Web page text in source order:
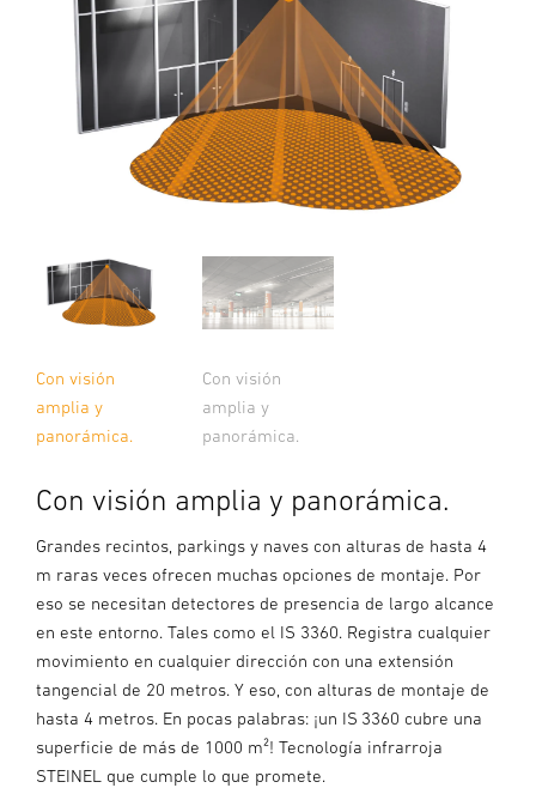
Con visión
amplia y
panorámica.
Con visión
amplia y
panorámica.
Con visión amplia y panorámica.
Grandes recintos, parkings y naves con alturas de hasta 4
m raras veces ofrecen muchas opciones de montaje. Por
eso se necesitan detectores de presencia de largo alcance
en este entorno. Tales como el IS 3360. Registra cualquier
movimiento en cualquier dirección con una extensión
tangencial de 20 metros. Y eso, con alturas de montaje de
hasta 4 metros. En pocas palabras: ¡un IS 3360 cubre una
superficie de más de 1000 m²! Tecnología infrarroja
STEINEL que cumple lo que promete.